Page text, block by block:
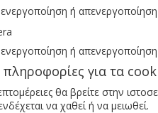
ενεργοποίηση ή
ενεργοποίηση ή
πληροφορίες για τα
θα βρείτε στην
να χαθεί ή να μειωθεί.